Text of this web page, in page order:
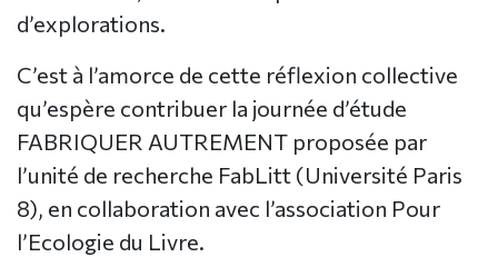
d’explorations.
C’est à l’amorce de cette réflexion collective
qu’espère contribuer la journée d’étude
FABRIQUER AUTREMENT proposée par
l’unité de recherche FabLitt (Université Paris
8), en collaboration avec l’association Pour
l’Ecologie du Livre.